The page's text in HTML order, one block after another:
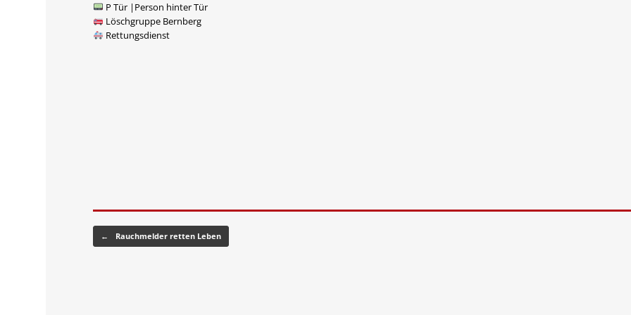
P Tür |Person hinter Tür
Löschgruppe Bernberg
Rettungsdienst
Beitragsnavigation
← Rauchmelder retten Leben